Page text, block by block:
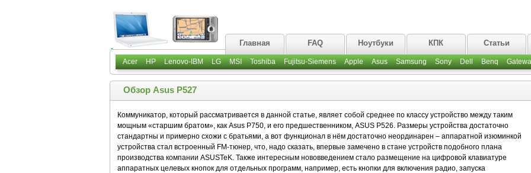
Главная FAQ Ноутбуки КПК Статьи
Acer HP Lenovo-IBM LG MSI Toshiba Fujitsu-Siemens Apple Asus Samsung Sony Dell Benq
Обзор Asus P527
Коммуникатор, который рассматривается в данной статье, являет собой среднее по классу устройство между таким
мощным «старшим братом», как Asus P750, и его предшественником, ASUS P526. Размеры устройства достаточно
стандартны и примерно схожи с братьями, а вот функционал в нём достаточно неординарен – аппаратной изюминкой
устройства стал встроенный FM-тюнер, что, надо сказать, впервые замечено в стане устройств подобного плана
производства компании ASUSTeK. Также интересным нововведением стало размещение на цифровой клавиатуре
аппаратных целевых кнопок для отдельных программ, например, есть кнопки для включения радио, запуска